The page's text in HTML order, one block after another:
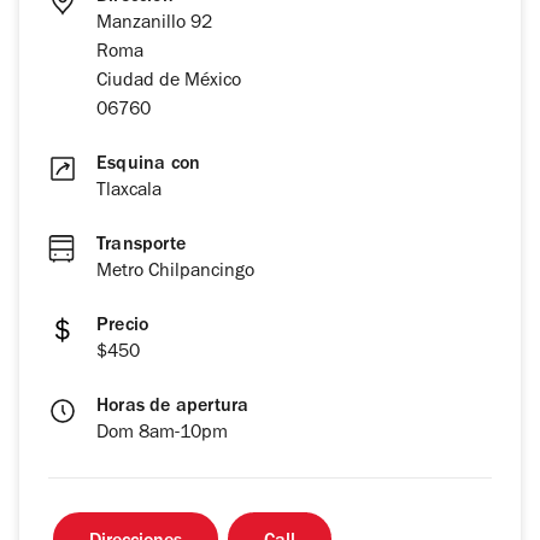
Manzanillo 92
Roma
Ciudad de México
06760
Esquina con
Tlaxcala
Transporte
Metro Chilpancingo
Precio
$450
Horas de apertura
Dom 8am-10pm